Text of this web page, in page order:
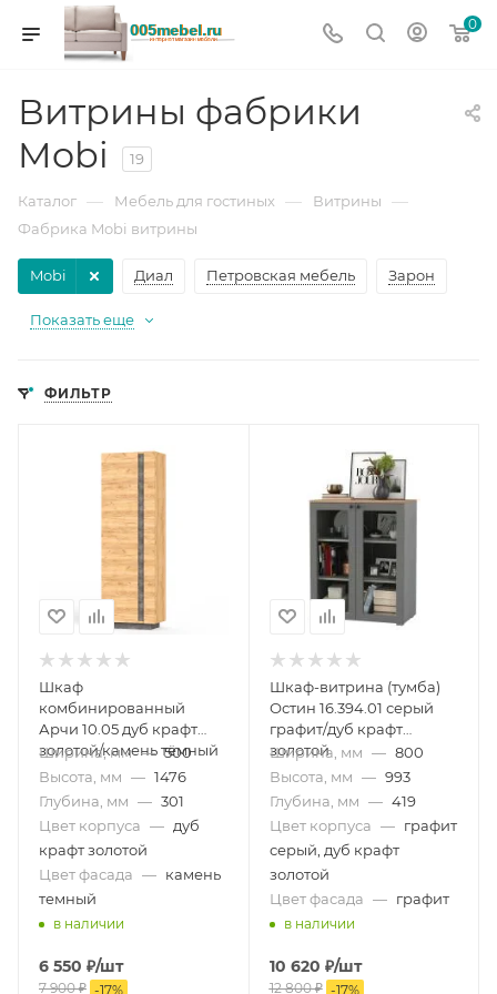
0
Витрины фабрики
Mobi
19
Каталог — Мебель для гостиных — Витрины —
Фабрика Mobi витрины
Диал Петровская мебель Зарон
Mobi
Показать еще
ФИЛЬТР
Шкаф
комбинированный
Арчи 10.05 дуб крафт
золотой/камень тёмный
Ширина, мм — 500
Высота, мм — 1476
Глубина, мм — 301
Цвет корпуса — дуб
крафт золотой
Цвет фасада — камень
темный
в наличии
6 550 ₽/шт
7 900₽ -17%
Шкаф-витрина (тумба)
Остин 16.394.01 серый
графит/дуб крафт
золотой
Ширина, мм — 800
Высота, мм — 993
Глубина, мм — 419
Цвет корпуса — графит
серый, дуб крафт
золотой
Цвет фасада — графит
в наличии
10 620 ₽/шт
12 800₽ -17%